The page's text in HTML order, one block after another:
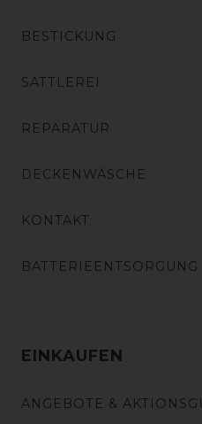
BESTICKUNG
SATTLEREI
REPARATUR
DECKENWÄSCHE
KONTAKT
BATTERIEENTSORGUNG
EINKAUFEN
ANGEBOTE &